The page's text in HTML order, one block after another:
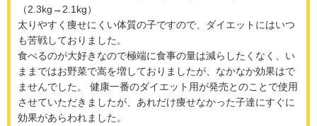
（2.3kg→2.1kg）
太りやすく痩せにくい体質の子ですので、ダイエットにはいつ
も苦戦しておりました。
食べるのが大好きなので極端に食事の量は減らしたくなく、い
ままではお野菜で嵩を増しておりましたが、なかなか効果はで
ませんでした。 健康一番のダイエット用が発売とのことで使用
させていただきましたが、あれだけ痩せなかった子達にすぐに
効果があらわれました。